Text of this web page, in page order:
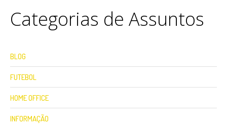
Categorias de Assuntos
BLOG
FUTEBOL
HOME OFFICE
INFORMAÇÃO